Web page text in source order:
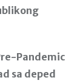
Pandemic
sa deped